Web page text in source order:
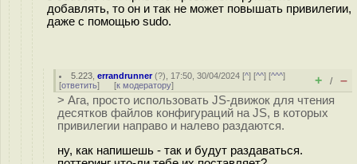
добавлять, то он и так не может повышать привилегии,
даже с помощью sudo.
5.223 ,errandrunner(?), 17:50, 30/04/2024 [^] [^^] [^^^]
[ответить] [к модератору] + / –
> Ага, просто использовать JS-движок для чтения
десятков файлов конфигураций на JS, в которых
привилегии направо и налево раздаются.
ну, как напишешь - так и будут раздаваться.